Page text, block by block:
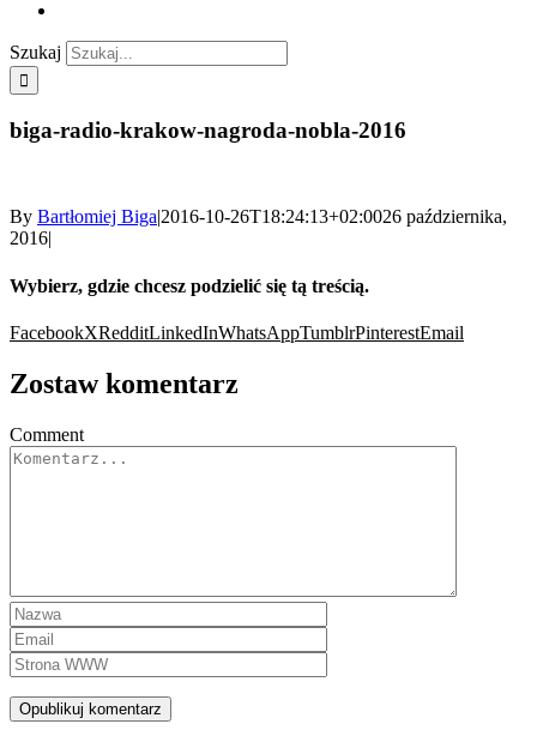
Szukaj
biga-radio-krakow-nagroda-nobla-2016
By Bartłomiej Biga|2016-10-26T18:24:13+02:0026 października,
2016|
Wybierz, gdzie chcesz podzielić się tą treścią.
FacebookXRedditLinkedInWhatsAppTumblrPinterestEmail
Zostaw komentarz
Comment